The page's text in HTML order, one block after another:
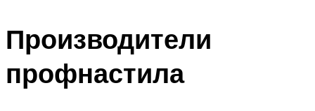
Производители
профнастила